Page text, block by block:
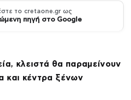
το cretaone.gr ως
πηγή στο Google
κλειστά θα παραμείνουν
και κέντρα ξένων